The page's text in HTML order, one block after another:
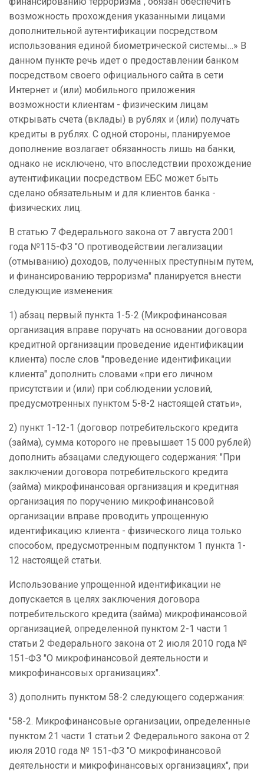
возможность прохождения указанными лицами
дополнительной аутентификации посредством
использования единой биометрической системы…» В
данном пункте речь идет о предоставлении банком
посредством своего официального сайта в сети
Интернет и (или) мобильного приложения
возможности клиентам - физическим лицам
открывать счета (вклады) в рублях и (или) получать
кредиты в рублях. С одной стороны, планируемое
дополнение возлагает обязанность лишь на банки,
однако не исключено, что впоследствии прохождение
аутентификации посредством ЕБС может быть
сделано обязательным и для клиентов банка -
физических лиц.
В статью 7 Федерального закона от 7 августа 2001
года №115-ФЗ "О противодействии легализации
(отмыванию) доходов, полученных преступным путем,
и финансированию терроризма" планируется внести
следующие изменения:
1) абзац первый пункта 1-5-2 (Микрофинансовая
организация вправе поручать на основании договора
кредитной организации проведение идентификации
клиента) после слов "проведение идентификации
клиента" дополнить словами «при его личном
присутствии и (или) при соблюдении условий,
предусмотренных пунктом 5-8-2 настоящей статьи»,
2) пункт 1-12-1 (договор потребительского кредита
(займа), сумма которого не превышает 15 000 рублей)
дополнить абзацами следующего содержания: "При
заключении договора потребительского кредита
(займа) микрофинансовая организация и кредитная
организация по поручению микрофинансовой
организации вправе проводить упрощенную
идентификацию клиента - физического лица только
способом, предусмотренным подпунктом 1 пункта 1-
12 настоящей статьи.
Использование упрощенной идентификации не
допускается в целях заключения договора
потребительского кредита (займа) микрофинансовой
организацией, определенной пунктом 2-1 части 1
статьи 2 Федерального закона от 2 июля 2010 года №
151-ФЗ "О микрофинансовой деятельности и
микрофинансовых организациях".
3) дополнить пунктом 58-2 следующего содержания:
"58-2. Микрофинансовые организации, определенные
пунктом 21 части 1 статьи 2 Федерального закона от 2
июля 2010 года № 151-ФЗ "О микрофинансовой
деятельности и микрофинансовых организациях", при